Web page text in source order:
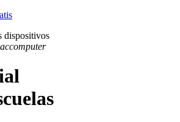
dispositivos
computer